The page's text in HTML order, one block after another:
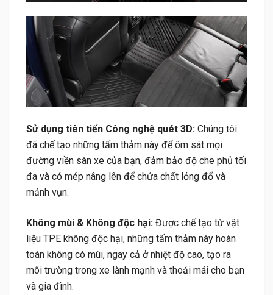
Sử dụng tiên tiến Công nghệ quét 3D: Chúng tôi
đã chế tạo những tấm thảm này để ôm sát mọi
đường viền sàn xe của bạn, đảm bảo độ che phủ tối
đa và có mép nâng lên để chứa chất lỏng đổ và
mảnh vụn.
Không mùi & Không độc hại: Được chế tạo từ vật
liệu TPE không độc hại, những tấm thảm này hoàn
toàn không có mùi, ngay cả ở nhiệt độ cao, tạo ra
môi trường trong xe lành mạnh và thoải mái cho bạn
và gia đình.